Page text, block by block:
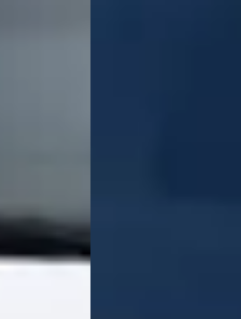
heeft ons geleverd een Citroen
koffie ook.